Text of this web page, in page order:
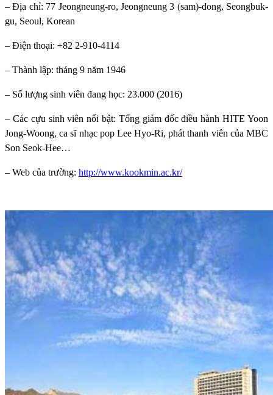
– Địa chỉ: 77 Jeongneung-ro, Jeongneung 3 (sam)-dong, Seongbuk-
gu, Seoul, Korean
– Điện thoại: +82 2-910-4114
– Thành lập: tháng 9 năm 1946
– Số lượng sinh viên đang học: 23.000 (2016)
– Các cựu sinh viên nổi bật: Tổng giám đốc điều hành HITE Yoon
Jong-Woong, ca sĩ nhạc pop Lee Hyo-Ri, phát thanh viên của MBC
Son Seok-Hee…
– Web của trường: http://www.kookmin.ac.kr/